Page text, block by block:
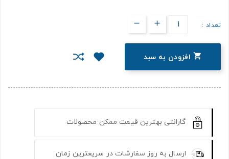
تعداد :
 افزودن به سبد
گارانتی بهترین قیمت ممکن محصولات
ارسال به روز سفارشات در سریعترین زمان